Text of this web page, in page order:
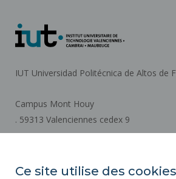
IUT Universidad Politécnica de Altos de
Campus Mont Houy
. 59313 Valenciennes cedex 9
Ce site utilise des